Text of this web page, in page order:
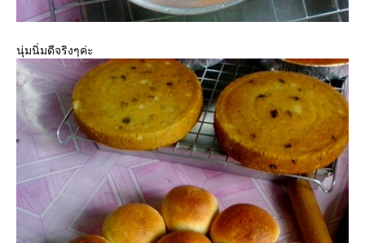
นุ่มนิ่มดีจริงๆค่ะ